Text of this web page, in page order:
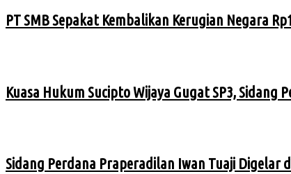
PT SMB Sepakat Kembalikan Kerugian Negara
Kuasa Hukum Sucipto Wijaya Gugat SP3, Sidang
Sidang Perdana Praperadilan Iwan Tuaji Digelar